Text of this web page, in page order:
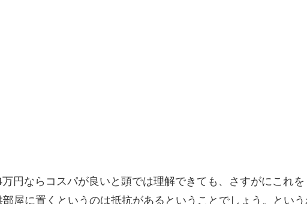
円ならコスパが良いと頭では理解できても、さすがにこれを
屋に置くというのは抵抗があるということでしょう。とい